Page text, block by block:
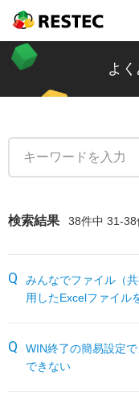
RESTEC
メ
ニ
ュ
ー
製品情報
リステック製品の
Restec Security
DOBERMAN
サーバー機能一覧
導入事例
建設業
介護福祉
新着記事一覧
企業の情報漏えい
サポート
DOBERMAN
RESTEC遠隔サポ
よ
検索結果 38件中 31-38
みんなでファイル（
用したExcelファイル
WIN終了の簡易設定
できない